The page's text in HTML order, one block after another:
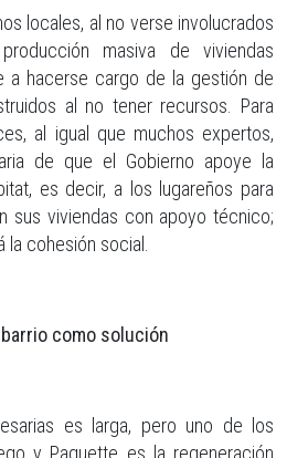
locales, al no verse involucrados
masiva de viviendas
a hacerse cargo de la gestión de
al no tener recursos. Para
al igual que muchos expertos,
de que el Gobierno apoye la
es decir, a los lugareños para
sus viviendas con apoyo técnico;
la cohesión social.
como solución
es larga, pero uno de los